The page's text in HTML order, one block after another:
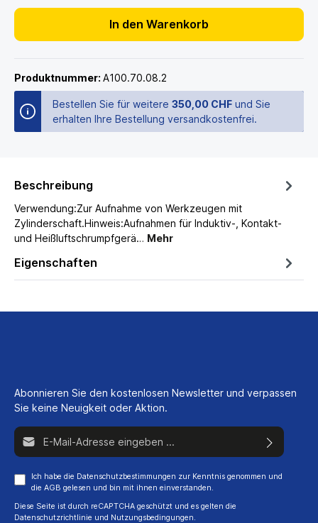
In den Warenkorb
Produktnummer: A100.70.08.2
Bestellen Sie für weitere 350,00 CHF und Sie
erhalten Ihre Bestellung versandkostenfrei.
Beschreibung
Verwendung:Zur Aufnahme von Werkzeugen mit
Zylinderschaft.Hinweis:Aufnahmen für Induktiv-, Kontakt-
und Heißluftschrumpfgerä… Mehr
Eigenschaften
Abonnieren Sie den kostenlosen Newsletter und verpassen
Sie keine Neuigkeit oder Aktion.
E-Mail-Adresse*
Ich habe die Datenschutzbestimmungen zur Kenntnis genommen und
die AGB gelesen und bin mit ihnen einverstanden.
Diese Seite ist durch reCAPTCHA geschützt und es gelten die
Datenschutzrichtlinie und Nutzungsbedingungen